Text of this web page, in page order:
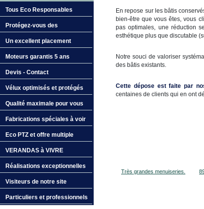
Tous Eco Responsables
Protégez-vous des
cambriolages
Un excellent placement
Moteurs garantis 5 ans
Devis - Contact
Vélux optimisés et protégés
Qualité maximale pour vous
Fabrications spéciales à voir
Eco PTZ et offre multiple
VERANDAS à VIVRE
Réalisations exceptionnelles
Visiteurs de notre site
Particuliers et professionnels
En repose sur les bâtis
bien-être que vous êtes, vous
pas optimales, une réduction
esthétique plus que discutable
Notre souci de valoriser
des bâtis existants.
Cette dépose est faite par
centaines de clients qui en ont
Très grandes menuiseries.